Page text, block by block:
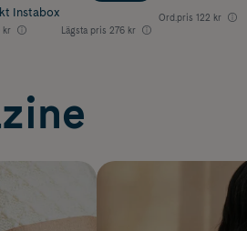
Instabox
kr Lägsta pris 276 kr
Ord.pris 122 kr